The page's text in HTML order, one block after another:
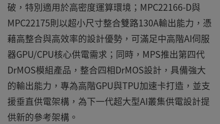
破，特別適用於高密度運算環境；MPC22166-D與
MPC22175則以超小尺寸整合雙路130A輸出能力，憑
藉高整合與高效率的設計優勢，可滿足中高階AI伺服
器GPU/CPU核心供電需求；同時，MPS推出第四代
DrMOS模組產品，整合四相DrMOS設計，具備強大
的輸出能力，專為高階GPU與TPU加速卡打造，並支
援垂直供電架構，為下一代超大型AI叢集供電設計提
供新的參考架構。